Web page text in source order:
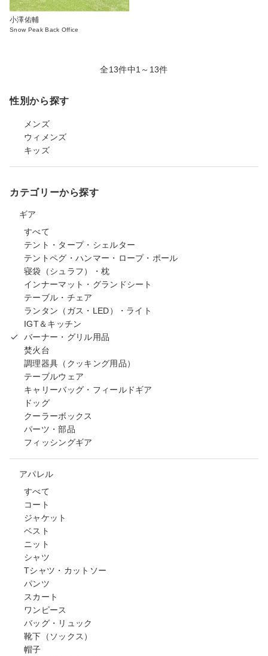
小澤佑輔
Snow Peak Back Office
全13件中1～13件
性別から探す
メンズ
ウィメンズ
キッズ
カテゴリーから探す
ギア
すべて
テント・タープ・シェルター
テントペグ・ハンマー・ロープ・ポール
寝袋（シュラフ）・枕
インナーマット・グランドシート
テーブル・チェア
ランタン（ガス・LED）・ライト
IGT＆キッチン
バーナー・グリル用品
焚火台
調理器具（クッキング用品）
テーブルウェア
キャリーバッグ・フィールドギア
ドッグ
クーラーボックス
パーツ・部品
フィッシングギア
アパレル
すべて
コート
ジャケット
ベスト
ニット
シャツ
Tシャツ・カットソー
パンツ
スカート
ワンピース
バッグ・リュック
靴下（ソックス）
帽子